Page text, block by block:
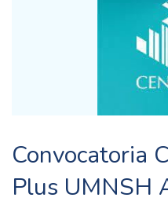
Convocatoria
Plus UMNSH